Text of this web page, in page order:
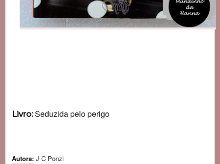
Livro:Seduzida pelo perigo
Autora:J C Ponzi